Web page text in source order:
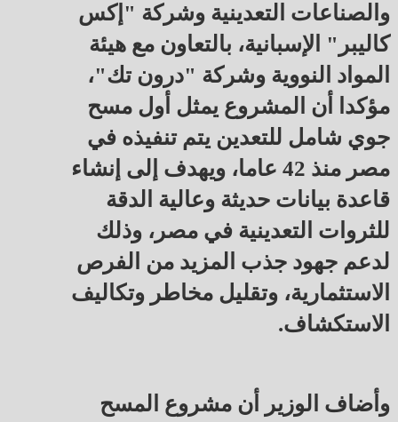
والصناعات التعدينية وشركة "إكس
كاليبر" الإسبانية، بالتعاون مع هيئة
المواد النووية وشركة "درون تك"،
مؤكدا أن المشروع يمثل أول مسح
جوي شامل للتعدين يتم تنفيذه في
مصر منذ 42 عاما، ويهدف إلى إنشاء
قاعدة بيانات حديثة وعالية الدقة
للثروات التعدينية في مصر، وذلك
لدعم جهود جذب المزيد من الفرص
الاستثمارية، وتقليل مخاطر وتكاليف
الاستكشاف.
وأضاف الوزير أن مشروع المسح